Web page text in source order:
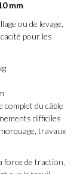
mm
ou de levage,
pour les
complet du câble
difficiles
travaux
force de traction,